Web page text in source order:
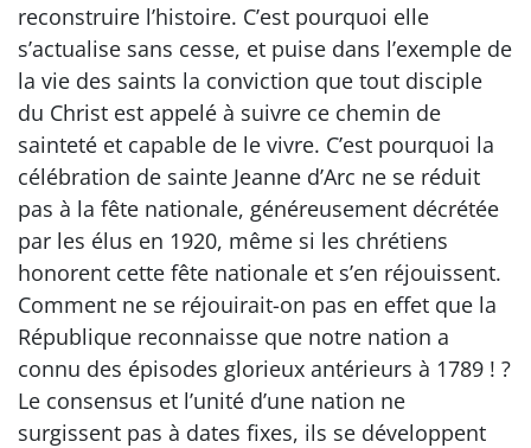
reconstruire l’histoire. C’est pourquoi elle
s’actualise sans cesse, et puise dans l’exemple de
la vie des saints la conviction que tout disciple
du Christ est appelé à suivre ce chemin de
sainteté et capable de le vivre. C’est pourquoi la
célébration de sainte Jeanne d’Arc ne se réduit
pas à la fête nationale, généreusement décrétée
par les élus en 1920, même si les chrétiens
honorent cette fête nationale et s’en réjouissent.
Comment ne se réjouirait-on pas en effet que la
République reconnaisse que notre nation a
connu des épisodes glorieux antérieurs à 1789 ! ?
Le consensus et l’unité d’une nation ne
surgissent pas à dates fixes, ils se développent